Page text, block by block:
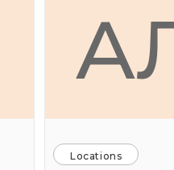
Locations